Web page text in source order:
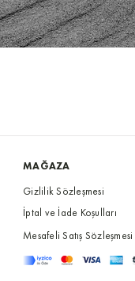
MAĞAZA
Gizlilik Sözleşmesi
İptal ve İade Koşulları
Mesafeli Satış Sözleşmesi